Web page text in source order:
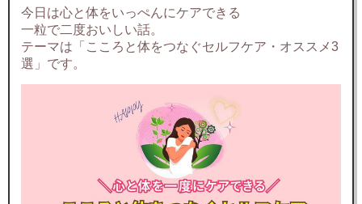
今日は心と体をいっぺんにケアできる
一粒で二度おいしい話。
テーマは「こころと体をつなぐセルフケア・オススメ3
選」です。